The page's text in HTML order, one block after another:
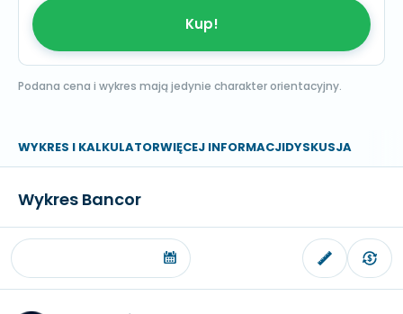
Kup!
Podana cena i wykres mają jedynie charakter orientacyjny.
WYKRES I KALKULATORWIĘCEJ INFORMACJIDYSKUSJA
Wykres Bancor